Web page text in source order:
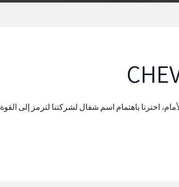
اخترنا باهتمام اسم شفال لشركتنا لترمز إلى القوة